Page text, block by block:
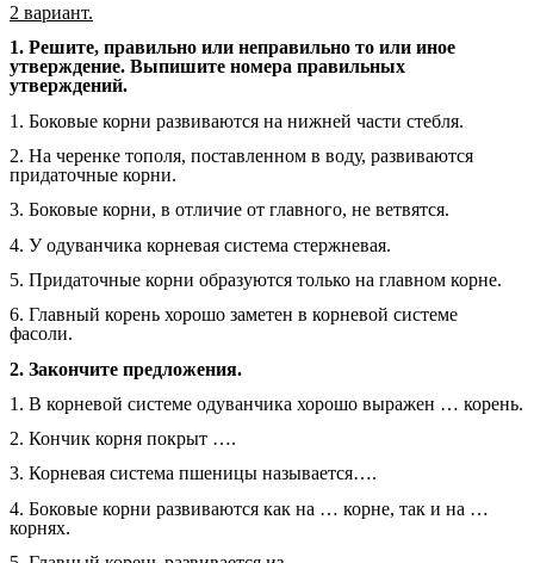
2 вариант.
1. Решите, правильно или неправильно то или иное
утверждение. Выпишите номера правильных
утверждений.
1. Боковые корни развиваются на нижней части стебля.
2. На черенке тополя, поставленном в воду, развиваются
придаточные корни.
3. Боковые корни, в отличие от главного, не ветвятся.
4. У одуванчика корневая система стержневая.
5. Придаточные корни образуются только на главном корне.
6. Главный корень хорошо заметен в корневой системе
фасоли.
2. Закончите предложения.
1. В корневой системе одуванчика хорошо выражен … корень.
2. Кончик корня покрыт ….
3. Корневая система пшеницы называется….
4. Боковые корни развиваются как на … корне, так и на …
корнях.